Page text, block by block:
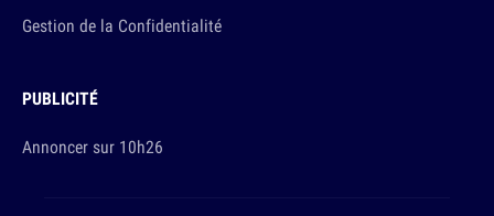
Gestion de la Confidentialité
PUBLICITÉ
Annoncer sur 10h26